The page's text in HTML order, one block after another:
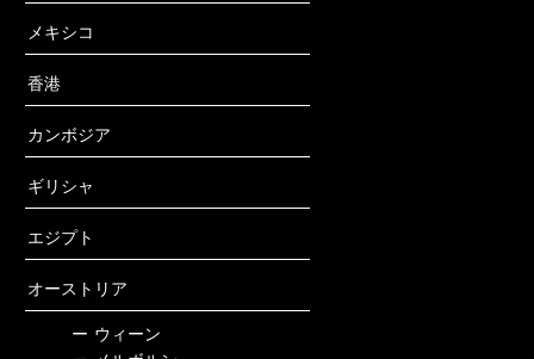
メキシコ
香港
カンボジア
ギリシャ
エジプト
オーストリア
ー ウィーン